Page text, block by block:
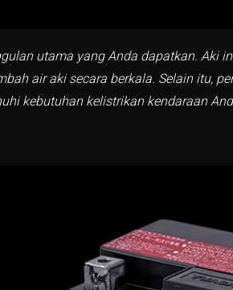
utama yang Anda dapatkan. Aki
air aki secara berkala. Selain itu,
kebutuhan kelistrikan kendaraan